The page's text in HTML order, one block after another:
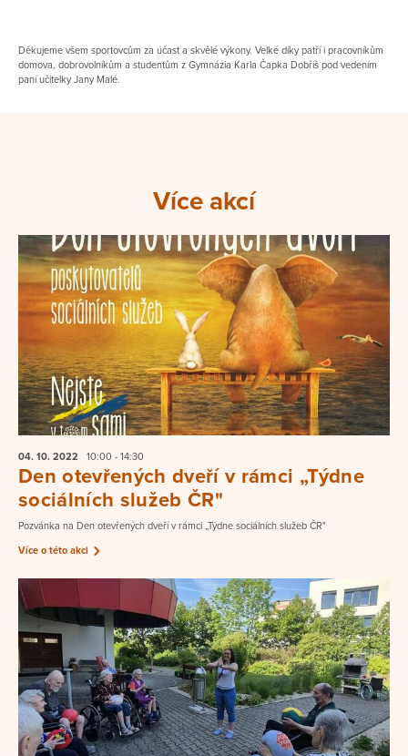
Děkujeme všem sportovcům za účast a skvělé výkony. Velké díky patří i pracovníkům
domova, dobrovolníkům a studentům z Gymnázia Karla Čapka Dobříš pod vedením
paní učitelky Jany Malé.
Více akcí
04. 10. 2022 10:00 - 14:30
Den otevřených dveří v rámci „Týdne
sociálních služeb ČR"
Pozvánka na Den otevřených dveří v rámci „Týdne sociálních služeb ČR"
Více o této akci